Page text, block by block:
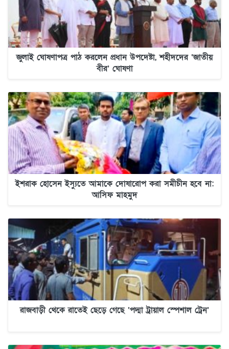
জুলাই ঘোষণাপত্র পাঠ করলেন প্রধান উপদেষ্টা, শহীদদের ‘জাতীয়
বীর’ ঘোষণা
ইশরাক হোসেন ইস্যুতে আমাকে দোষারোপ করা সমীচীন হবে না:
আসিফ মাহমুদ
রাজবাড়ী থেকে রাতেই ছেড়ে গেছে ‘পদ্মা ট্রায়াল স্পেশাল ট্রেন’